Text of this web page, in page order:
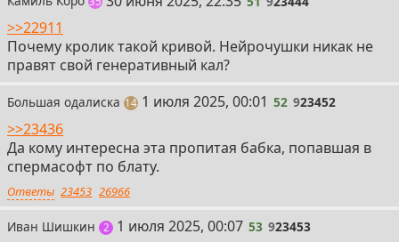
>>22911
Почему кролик такой кривой. Нейрочушки никак не
правят свой генеративный кал?
Большая одалиска 14постов
52
1 июля 2025, 00:01 52 923452
>>23436
Да кому интересна эта пропитая бабка, попавшая в
спермасофт по блату.
Ответы 23453 26966
Иван Шишкин 2поста
53
1 июля 2025, 00:07 53 923453